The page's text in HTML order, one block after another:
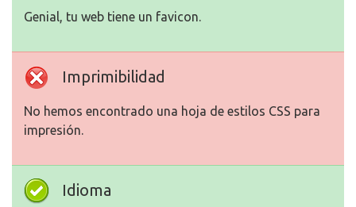
Genial, tu web tiene un favicon.
Imprimibilidad
No hemos encontrado una hoja de estilos CSS para
impresión.
Idioma